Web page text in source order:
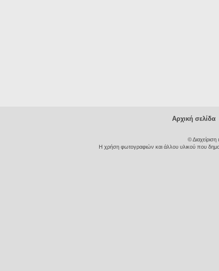
Αρχική σελίδα
©
Η χρήση φωτογραφιών και άλλου υλικού που